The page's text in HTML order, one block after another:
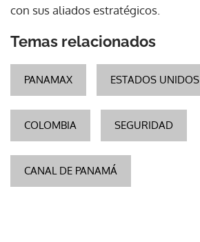
con sus aliados estratégicos.
Temas relacionados
PANAMAX ESTADOS UNIDOS
COLOMBIA SEGURIDAD
CANAL DE PANAMÁ